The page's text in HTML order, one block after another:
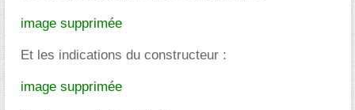
image supprimée
Et les indications du constructeur :
image supprimée